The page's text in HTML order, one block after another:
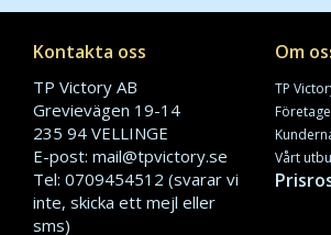
Kontakta oss
TP Victory AB
Grevievägen 19-14
235 94 VELLINGE
E-post: mail@tpvictory.se
Tel: 0709454512 (svarar vi
inte, skicka ett mejl eller
sms)
Om
TP
Vårt